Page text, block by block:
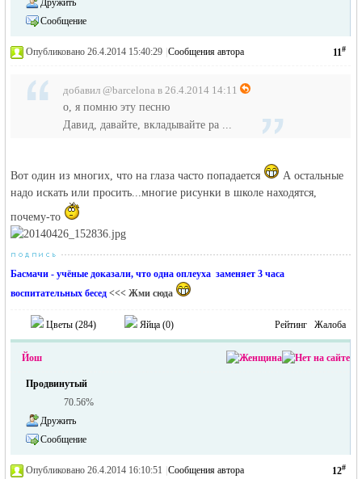
Дружить
Сообщение
11#
Опубликовано 26.4.2014 15:40:29 Сообщения автора
добавил @barcelona в 26.4.2014 14:11
о, я помню эту песню
Давид, давайте, вкладывайте ра ...
Вот один из многих, что на глаза часто попадается
А остальные
надо искать или просить...многие рисунки в школе находятся,
почему-то
Басмачи - учёные доказали, что одна оплеуха заменяет 3 часа
воспитательных бесед <<< Жми сюда
Цветы (284) Яйца (0) Рейтинг Жалоба
Йош
Продвинутый
70.56%
Дружить
Сообщение
12#
Опубликовано 26.4.2014 16:10:51 Сообщения автора